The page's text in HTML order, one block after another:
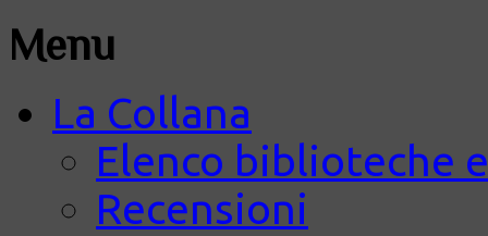
Menu
La Collana
Elenco biblioteche
Recensioni